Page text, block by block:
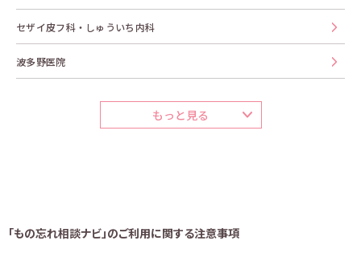
セザイ皮フ科・しゅういち内科
波多野医院
もっと見る
「もの忘れ相談ナビ」のご利用に関する注意事項